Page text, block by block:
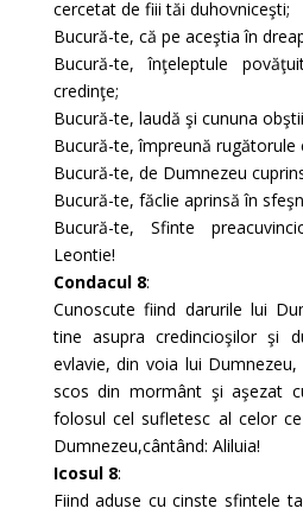
cercetat de fiii tăi duhovniceşti;
Bucură-te, că pe aceştia în
Bucură-te, înţeleptule
credinţe;
Bucură-te, laudă şi cununa
Bucură-te, împreună rugătorule
Bucură-te, de Dumnezeu
Bucură-te, făclie aprinsă în
Bucură-te, Sfinte
Leontie!
Condacul 8:
Cunoscute fiind darurile lui
tine asupra credincioşilor şi
evlavie, din voia lui
scos din mormânt şi aşezat
folosul cel sufletesc al celor
Dumnezeu,cântând: Aliluia!
Icosul 8:
Fiind aduse cu cinste sfintele